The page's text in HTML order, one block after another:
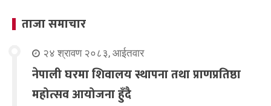
ताजा समाचार
२४ श्रावण २०८३, आईतवार
नेपाली घरमा शिवालय स्थापना तथा प्राणप्रतिष्ठा
महोत्सव आयोजना हुँदै